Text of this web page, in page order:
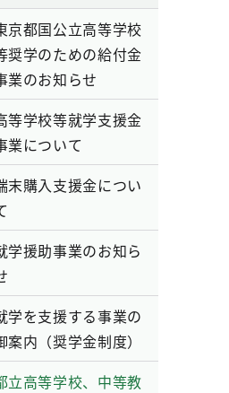
京都国公立高等学校
奨学のための給付金
業のお知らせ
等学校等就学支援金
業について
末購入支援金につい
学援助事業のお知ら
学を支援する事業の
案内（奨学金制度）
立高等学校、中等教